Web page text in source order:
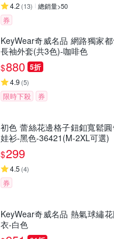
4.2 (13) 總銷量>50
券
KeyWear奇威名品 網路獨家
長袖外套(共3色)-咖啡色
$880 5折
4.9 (5)
限時下殺 券
初色 蕾絲花邊格子鈕釦寬鬆
娃衫-黑色-36421(M-2XL可選)
$299
4.5 (4)
券
KeyWear奇威名品 熱氣球繡
衣-白色